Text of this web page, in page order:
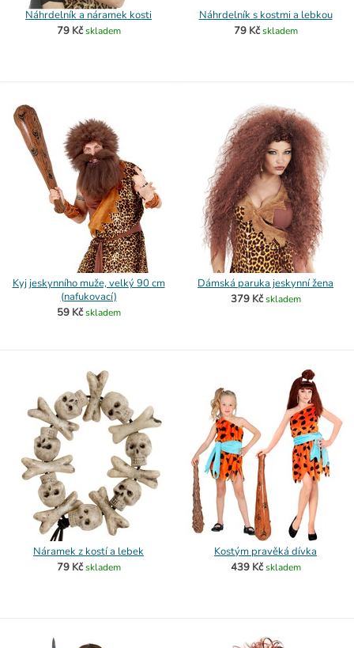
Náhrdelník a náramek kosti
79 Kč skladem
Náhrdelník s kostmi a lebkou
79 Kč skladem
Kyj jeskynního muže, velký 90 cm
(nafukovací)
59 Kč skladem
Dámská paruka jeskynní žena
379 Kč skladem
Náramek z kostí a lebek
79 Kč skladem
Kostým pravěká dívka
439 Kč skladem